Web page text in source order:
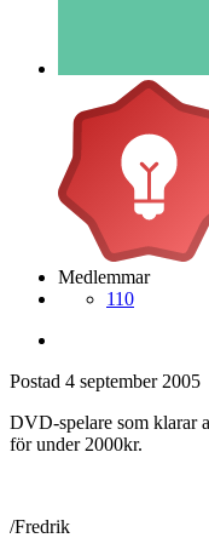
Medlemmar
110
Postad 4 september 2005
DVD-spelare som klarar
för under 2000kr.
/Fredrik